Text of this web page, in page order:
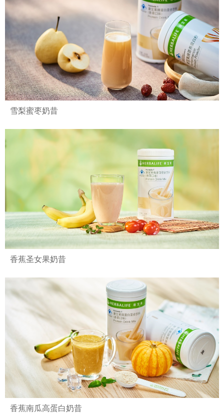
雪梨蜜枣奶昔
香蕉圣女果奶昔
香蕉南瓜高蛋白奶昔